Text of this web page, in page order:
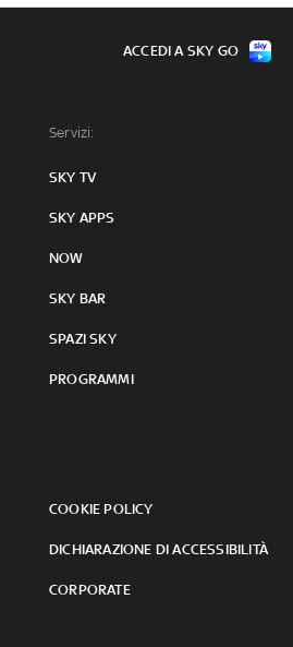
Servizi:
SKY TV
SKY APPS
NOW
SKY BAR
SPAZI SKY
PROGRAMMI
COOKIE POLICY
DICHIARAZIONE DI ACCESSIBILITÀ
CORPORATE
ACCEDI A SKY GO